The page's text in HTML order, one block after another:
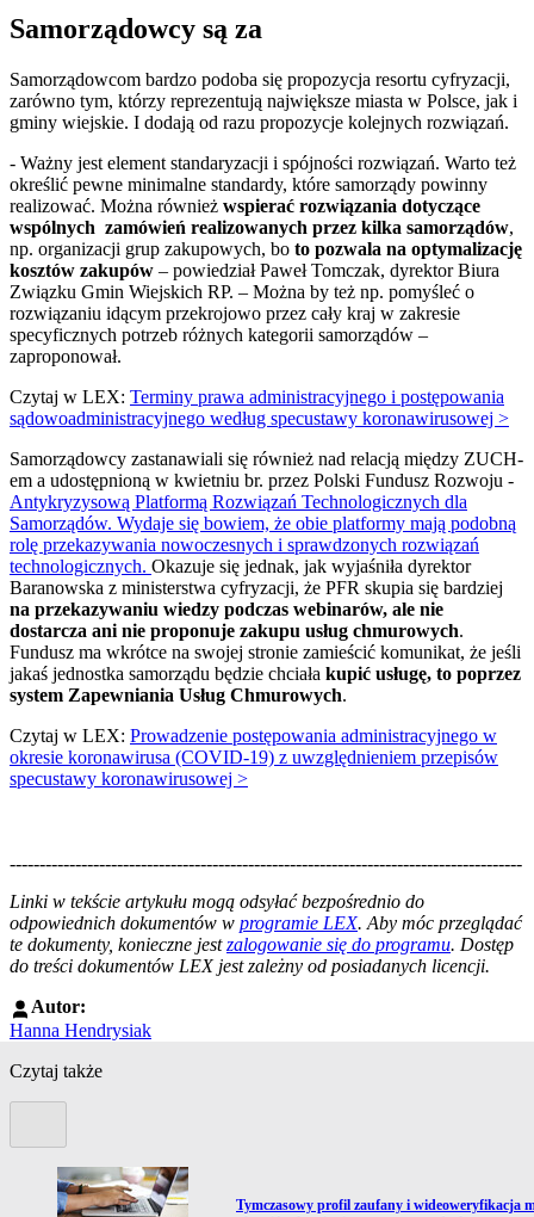
Samorządowcy są za
Samorządowcom bardzo podoba się propozycja resortu cyfryzacji,
zarówno tym, którzy reprezentują największe miasta w Polsce, jak i
gminy wiejskie. I dodają od razu propozycje kolejnych rozwiązań.
- Ważny jest element standaryzacji i spójności rozwiązań. Warto też
określić pewne minimalne standardy, które samorządy powinny
realizować. Można również wspierać rozwiązania dotyczące
wspólnych zamówień realizowanych przez kilka samorządów,
np. organizacji grup zakupowych, bo to pozwala na optymalizację
kosztów zakupów – powiedział Paweł Tomczak, dyrektor Biura
Związku Gmin Wiejskich RP. – Można by też np. pomyśleć o
rozwiązaniu idącym przekrojowo przez cały kraj w zakresie
specyficznych potrzeb różnych kategorii samorządów –
zaproponował.
Czytaj w LEX: Terminy prawa administracyjnego i postępowania
sądowoadministracyjnego według specustawy koronawirusowej >
Samorządowcy zastanawiali się również nad relacją między ZUCH-
em a udostępnioną w kwietniu br. przez Polski Fundusz Rozwoju -
Antykryzysową Platformą Rozwiązań Technologicznych dla
Samorządów. Wydaje się bowiem, że obie platformy mają podobną
rolę przekazywania nowoczesnych i sprawdzonych rozwiązań
technologicznych. Okazuje się jednak, jak wyjaśniła dyrektor
Baranowska z ministerstwa cyfryzacji, że PFR skupia się bardziej
na przekazywaniu wiedzy podczas webinarów, ale nie
dostarcza ani nie proponuje zakupu usług chmurowych.
Fundusz ma wkrótce na swojej stronie zamieścić komunikat, że jeśli
jakaś jednostka samorządu będzie chciała kupić usługę, to poprzez
system Zapewniania Usług Chmurowych.
Czytaj w LEX: Prowadzenie postępowania administracyjnego w
okresie koronawirusa (COVID-19) z uwzględnieniem przepisów
specustawy koronawirusowej >
--------------------------------------------------------------------------------------
Linki w tekście artykułu mogą odsyłać bezpośrednio do
odpowiednich dokumentów w programie LEX. Aby móc przeglądać
te dokumenty, konieczne jestzalogowanie się do programu. Dostęp
do treści dokumentów LEX jest zależny od posiadanych licencji.
Autor:
Hanna Hendrysiak
Czytaj także
Przejdź do artykułu:
Tymczasowy profil zaufany i wideoweryfikacja